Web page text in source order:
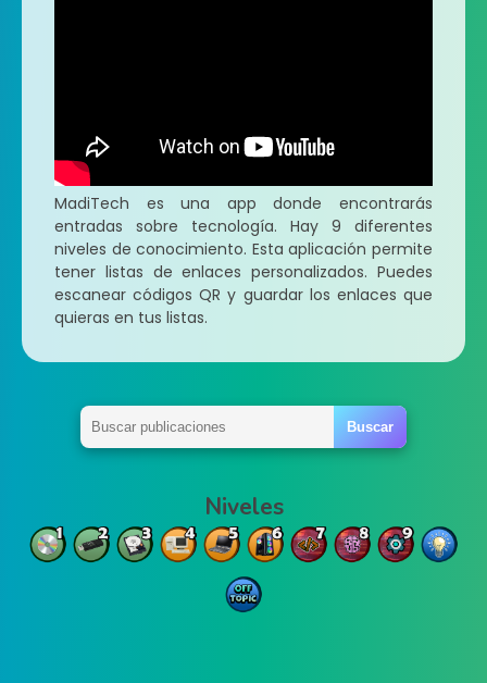
MadiTech es una app donde encontrarás
entradas sobre tecnología. Hay 9 diferentes
niveles de conocimiento. Esta aplicación permite
tener listas de enlaces personalizados. Puedes
escanear códigos QR y guardar los enlaces que
quieras en tus listas.
Niveles